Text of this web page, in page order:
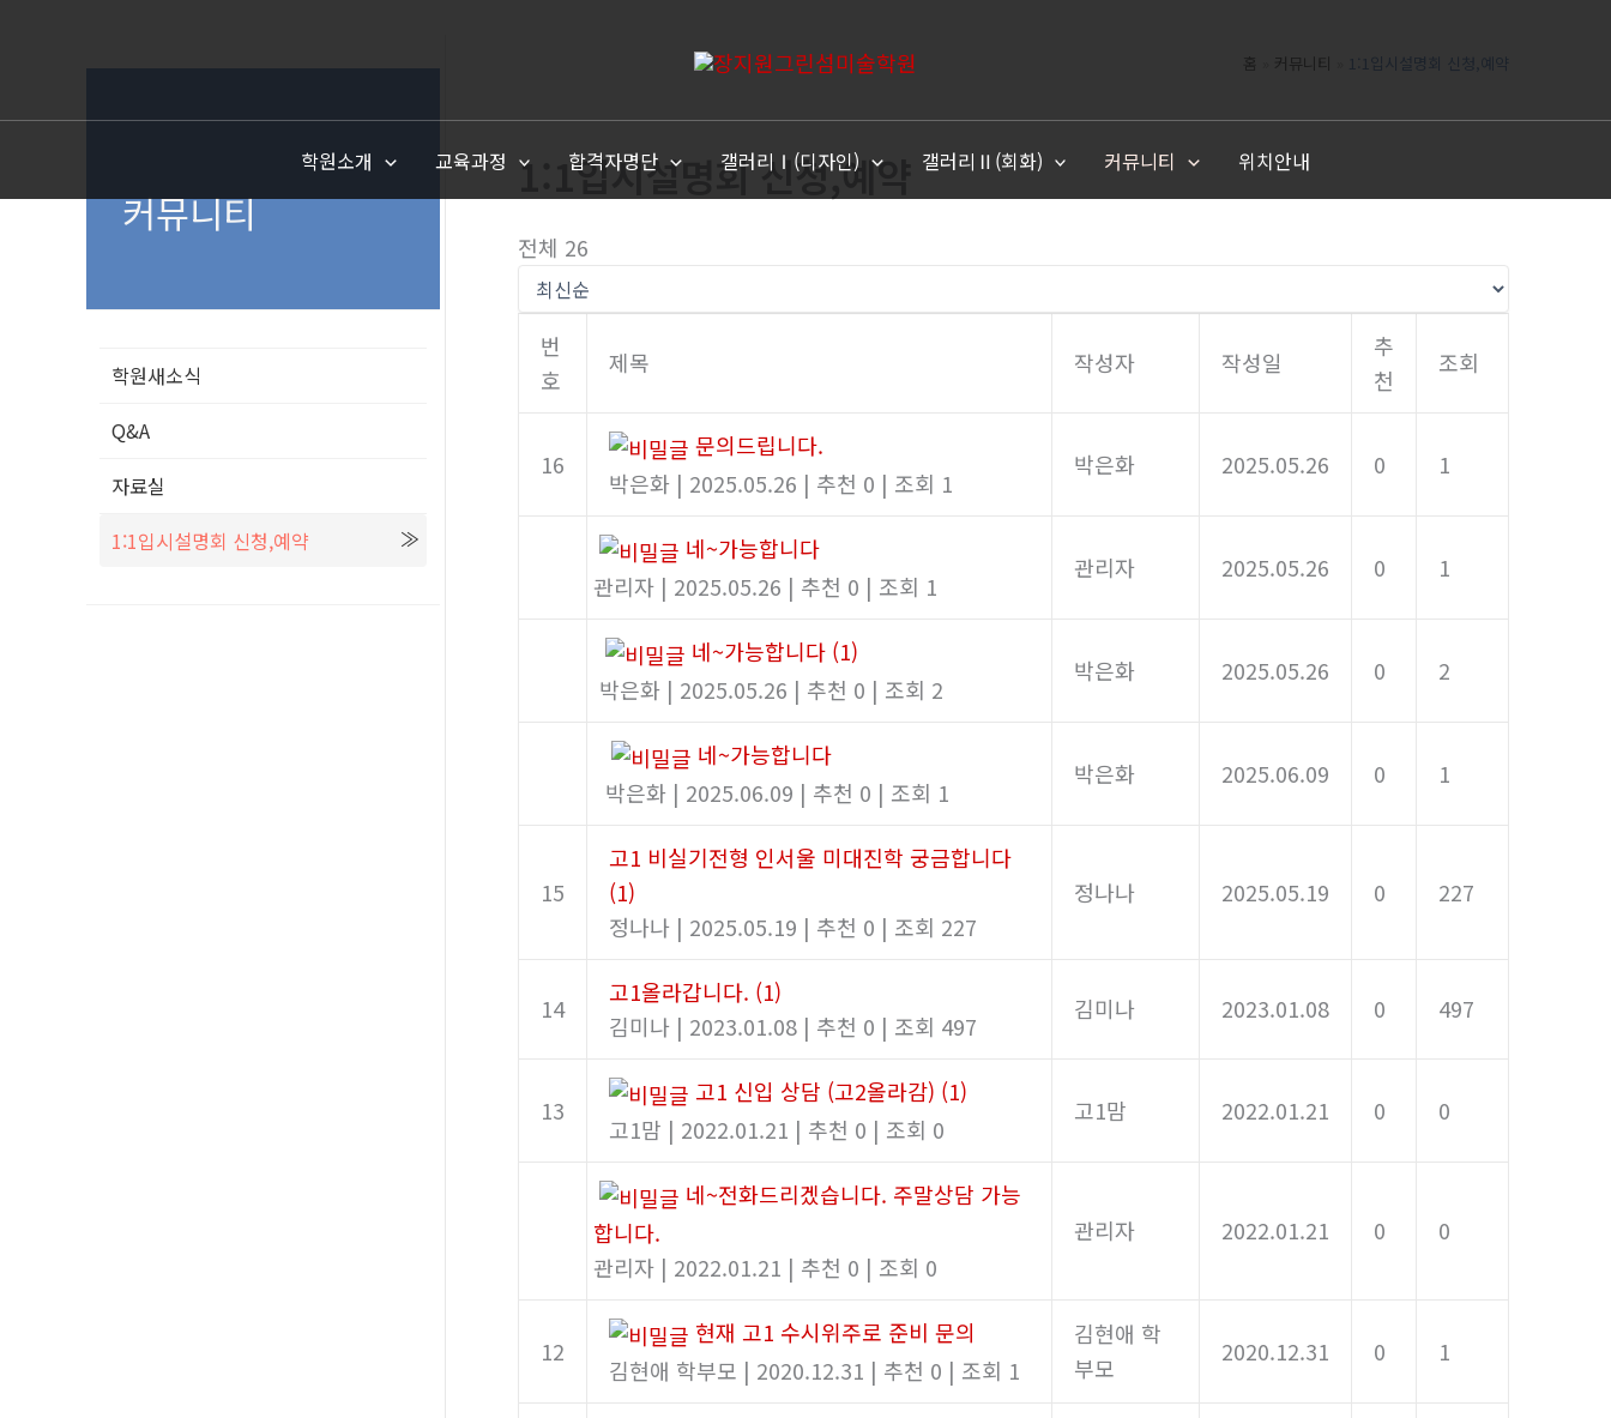
로
학원소개 교육과정 합격자명단 갤러리Ⅰ(디자인) 갤러리Ⅱ(회화) 커뮤니티 위치안내
커뮤니티
학원새소식
Q&A
자료실
1:1입시설명회 신청,예약
홈 커뮤니티 1:1입시설명회 신청,예약
1:1입시설명회 신청,예약
전체 26
번
호
제목 작성자 작성일
추
천
조회
16
문의드립니다.
박은화 | 2025.05.26 | 추천 0 | 조회 1
박은화 2025.05.26 0 1
네~가능합니다
관리자 | 2025.05.26 | 추천 0 | 조회 1
관리자 2025.05.26 0 1
네~가능합니다 (1)
박은화 | 2025.05.26 | 추천 0 | 조회 2
박은화 2025.05.26 0 2
네~가능합니다
박은화 | 2025.06.09 | 추천 0 | 조회 1
박은화 2025.06.09 0 1
15
고1 비실기전형 인서울 미대진학 궁금합니다
(1)
정나나 | 2025.05.19 | 추천 0 | 조회 227
정나나 2025.05.19 0 227
14
고1올라갑니다. (1)
김미나 | 2023.01.08 | 추천 0 | 조회 497
김미나 2023.01.08 0 497
13
고1 신입 상담 (고2올라감) (1)
고1맘 | 2022.01.21 | 추천 0 | 조회 0
고1맘 2022.01.21 0 0
네~전화드리겠습니다. 주말상담 가능
합니다.
관리자 | 2022.01.21 | 추천 0 | 조회 0
관리자 2022.01.21 0 0
12
현재 고1 수시위주로 준비 문의
김현애 학부모 | 2020.12.31 | 추천 0 | 조회 1
김현애 학
부모
2020.12.31 0 1